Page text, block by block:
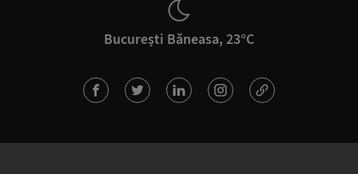
București Băneasa, 23°C